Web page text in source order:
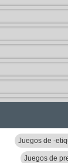
Juegos de -
Juegos de